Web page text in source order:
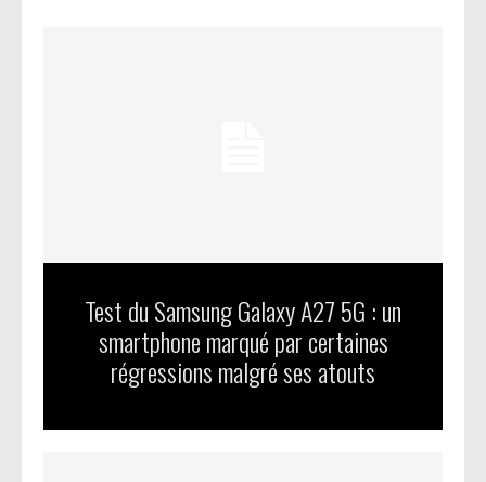
Test du Samsung Galaxy A27 5G : un
smartphone marqué par certaines
régressions malgré ses atouts